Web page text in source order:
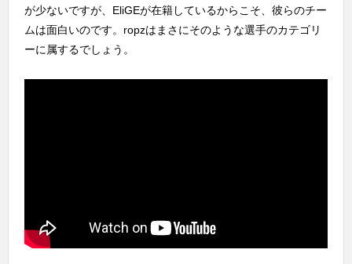
が少ないですが、EliGEが在籍しているからこそ、彼らのチー
ムは面白いのです。ropzはまさにそのような選手のカテゴリ
ーに属するでしょう。